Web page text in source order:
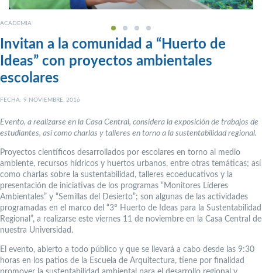
ACADEMIA
Invitan a la comunidad a “Huerto de
Ideas” con proyectos ambientales
escolares
FECHA: 9 NOVIEMBRE, 2016
Evento, a realizarse en la Casa Central, considera la exposición de trabajos de
estudiantes, así como charlas y talleres en torno a la sustentabilidad regional.
Proyectos científicos desarrollados por escolares en torno al medio
ambiente, recursos hídricos y huertos urbanos, entre otras temáticas; así
como charlas sobre la sustentabilidad, talleres ecoeducativos y la
presentación de iniciativas de los programas “Monitores Líderes
Ambientales” y “Semillas del Desierto”; son algunas de las actividades
programadas en el marco del “3° Huerto de Ideas para la Sustentabilidad
Regional”, a realizarse este viernes 11 de noviembre en la Casa Central de
nuestra Universidad.
El evento, abierto a todo público y que se llevará a cabo desde las 9:30
horas en los patios de la Escuela de Arquitectura, tiene por finalidad